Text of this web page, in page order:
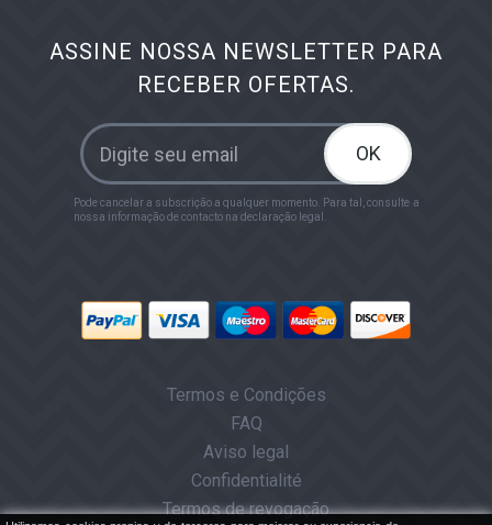
ASSINE NOSSA NEWSLETTER PARA
RECEBER OFERTAS.
OK
Pode cancelar a subscrição a qualquer momento. Para tal, consulte a
nossa informação de contacto na declaração legal.
Termos e Condições
FAQ
Aviso legal
Confidentialité
Termos de revogação